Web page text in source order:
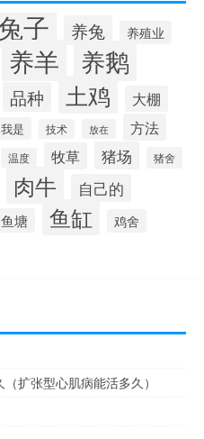
子 养兔 养殖业
养羊 养鹅
品种 土鸡 大棚
我是 技术 放在
方法
温度 牧草 猪场 猪舍
肉牛 自己的
鱼塘 鱼缸 鸡舍
扩张型心肌病能活多久）